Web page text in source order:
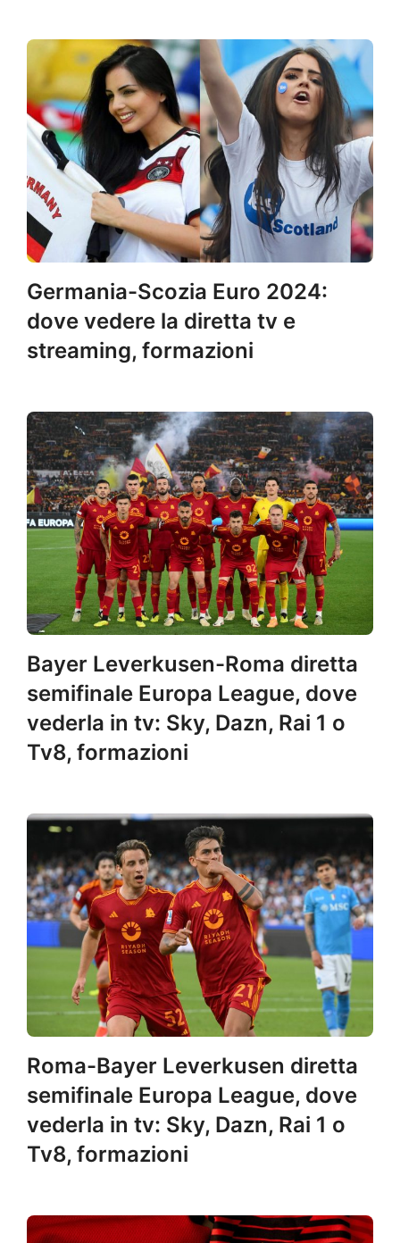
Germania-Scozia Euro 2024:
dove vedere la diretta tv e
streaming, formazioni
Bayer Leverkusen-Roma diretta
semifinale Europa League, dove
vederla in tv: Sky, Dazn, Rai 1 o
Tv8, formazioni
Roma-Bayer Leverkusen diretta
semifinale Europa League, dove
vederla in tv: Sky, Dazn, Rai 1 o
Tv8, formazioni